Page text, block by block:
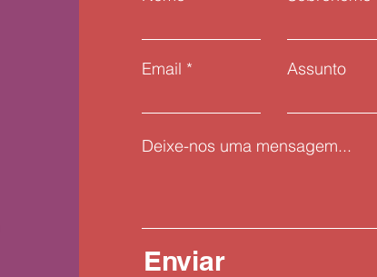
Email Assunto
Deixe-nos uma mensagem...
Enviar